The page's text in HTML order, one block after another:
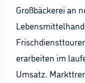
Großbäckerei an
erarbeiten im
Umsatz.